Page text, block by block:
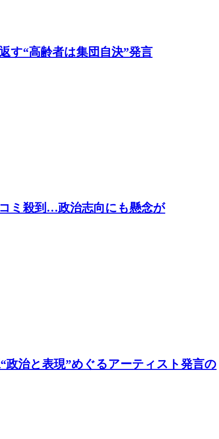
す“高齢者は集団自決”発言
ミ殺到…政治志向にも懸念が
治と表現”めぐるアーティスト発言の